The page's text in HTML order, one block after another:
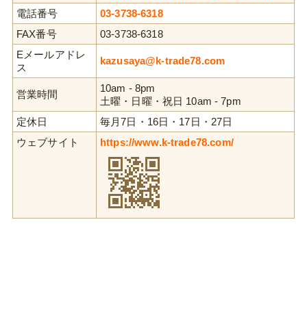
電話番号
03-3738-6318
FAX番号
03-3738-6318
Eメールアドレ
ス
kazusaya@k-trade78.com
営業時間
10am - 8pm
土曜・日曜・祝日 10am - 7pm
定休日
毎月7日・16日・17日・27日
ウェブサイト
https://www.k-trade78.com/